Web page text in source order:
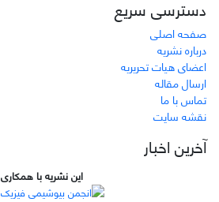
دسترسی سریع
صفحه اصلی
درباره نشریه
اعضای هیات تحریریه
ارسال مقاله
تماس با ما
نقشه سایت
آخرین اخبار
این نشریه با همکاری